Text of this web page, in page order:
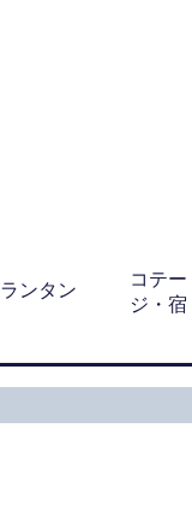
ランタン
コテー
ジ・宿